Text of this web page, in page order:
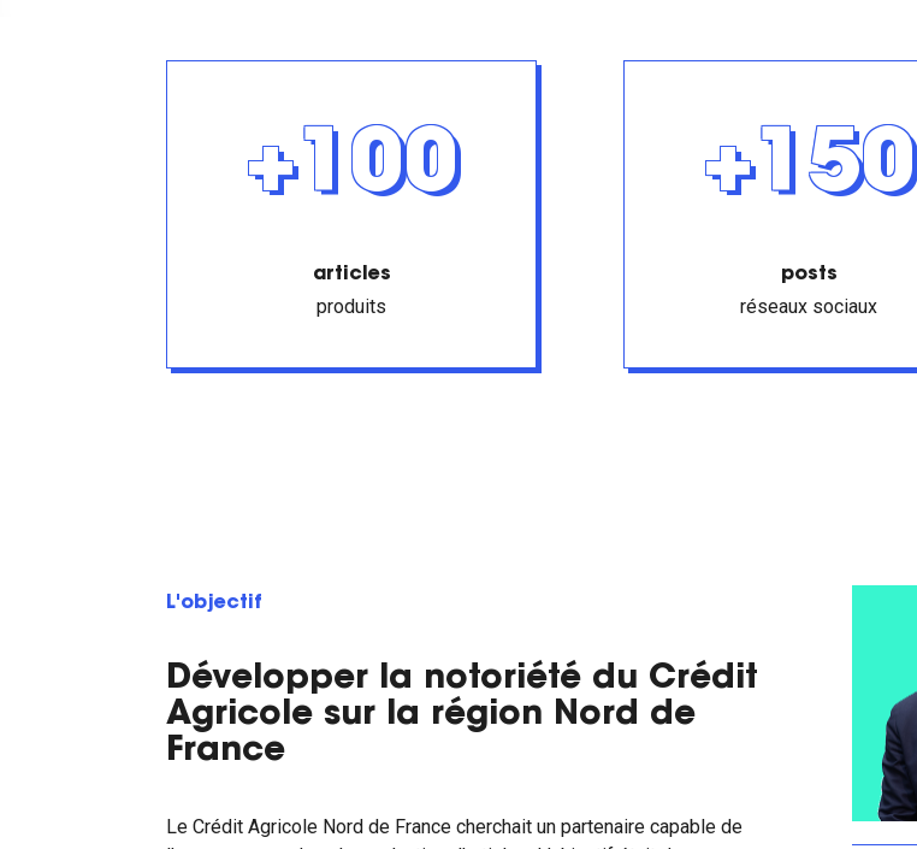
+100
articles
produits
+150
posts
réseaux sociaux
L'objectif
Développer la notoriété du Crédit
Agricole sur la région Nord de
France
Le Crédit Agricole Nord de France cherchait un partenaire capable de